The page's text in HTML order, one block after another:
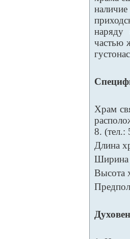
наряду
частью
Храм
8. (тел.:
Длина
Ширина
Высота